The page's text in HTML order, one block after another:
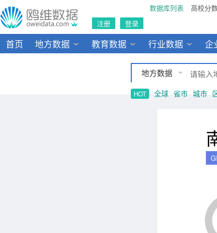
数据库列表
高校分
注册
登录
首页 地方数据 教育数据 行业数据 企
地方数据
HOT 全球 省市 城市